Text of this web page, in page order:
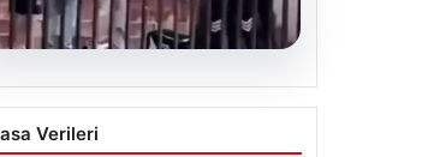
05.08.2026
Torreira’ya saldırmıştı! O
kişi için istenen ceza belli
Verileri